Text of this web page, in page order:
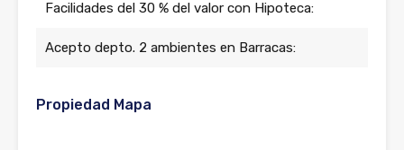
Facilidades del 30 % del valor con Hipoteca:
Acepto depto. 2 ambientes en Barracas:
Propiedad Mapa